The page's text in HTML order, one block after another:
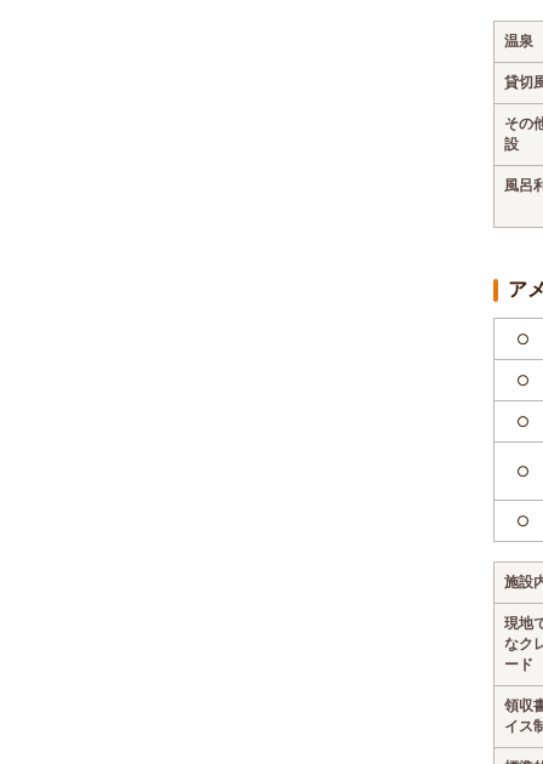
温泉
貸切
その
設
風呂
ア
○
○
○
○
○
施設
現地
なク
ード
領収
イス